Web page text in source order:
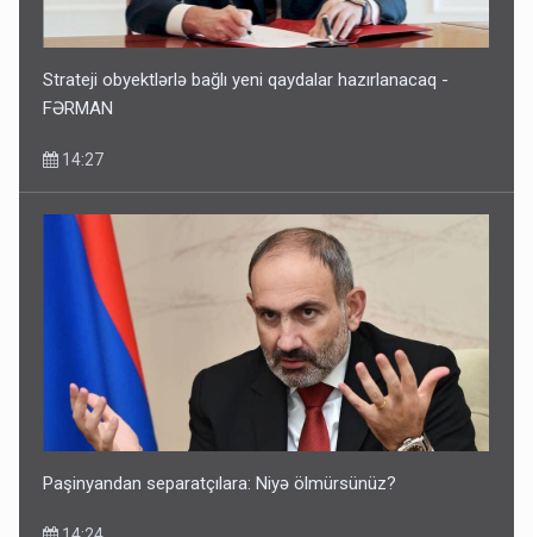
Strateji obyektlərlə bağlı yeni qaydalar hazırlanacaq -
FƏRMAN
14:27
Paşinyandan separatçılara: Niyə ölmürsünüz?